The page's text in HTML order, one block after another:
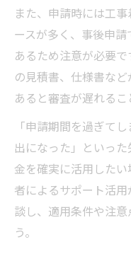
また、申請時には工
ースが多く、事後申
あるため注意が必要
の見積書、仕様書な
あると審査が遅れるこ
「申請期間を過ぎて
出になった」といっ
金を確実に活用した
者によるサポート活
談し、適用条件や注
う。